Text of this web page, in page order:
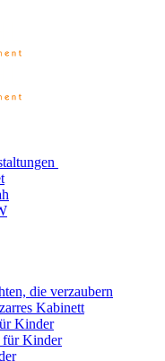
die verzaubern
Kabinett
Kinder
für Kinder